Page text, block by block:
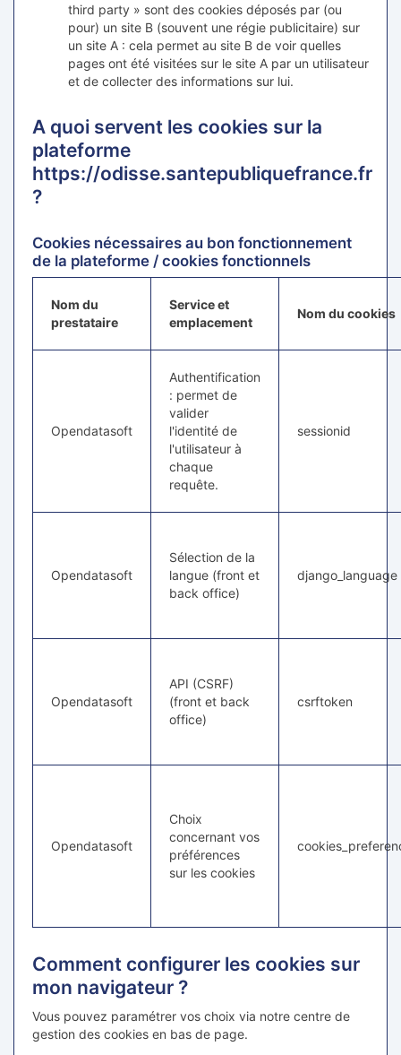
third party » sont des cookies déposés par (ou
pour) un site B (souvent une régie publicitaire) sur
un site A : cela permet au site B de voir quelles
pages ont été visitées sur le site A par un utilisateur
et de collecter des informations sur lui.
A quoi servent les cookies sur la
plateforme
https://odisse.santepubliquefrance.fr
?
Cookies nécessaires au bon fonctionnement
de la plateforme / cookies fonctionnels
Nom du
prestataire
Service et
emplacement
Nom du cookies
Opendatasoft
Authentification
: permet de
valider
l'identité de
l'utilisateur à
chaque
requête.
sessionid
Opendatasoft
Sélection de la
langue (front et
back office)
django_language
Opendatasoft
API (CSRF)
(front et back
office)
csrftoken
Opendatasoft
Choix
concernant vos
préférences
sur les cookies
Comment configurer les cookies sur
mon navigateur ?
Vous pouvez paramétrer vos choix via notre centre de
gestion des cookies en bas de page.